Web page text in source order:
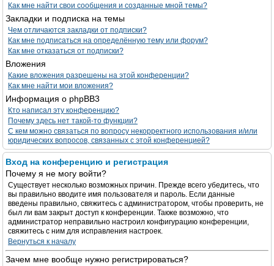
Как мне найти свои сообщения и созданные мной темы?
Закладки и подписка на темы
Чем отличаются закладки от подписки?
Как мне подписаться на определённую тему или форум?
Как мне отказаться от подписки?
Вложения
Какие вложения разрешены на этой конференции?
Как мне найти мои вложения?
Информация о phpBB3
Кто написал эту конференцию?
Почему здесь нет такой-то функции?
С кем можно связаться по вопросу некорректного использования и/или
юридических вопросов, связанных с этой конференцией?
Вход на конференцию и регистрация
Почему я не могу войти?
Существует несколько возможных причин. Прежде всего убедитесь, что
вы правильно вводите имя пользователя и пароль. Если данные
введены правильно, свяжитесь с администратором, чтобы проверить, не
был ли вам закрыт доступ к конференции. Также возможно, что
администратор неправильно настроил конфигурацию конференции,
свяжитесь с ним для исправления настроек.
Вернуться к началу
Зачем мне вообще нужно регистрироваться?